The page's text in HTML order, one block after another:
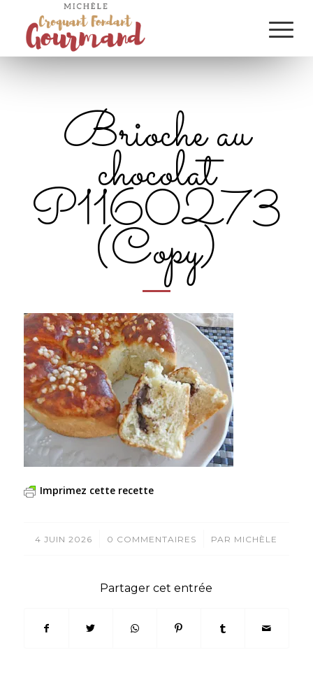
Brioche au
chocolat
P1160273
(Copy)
Imprimez cette recette
4 JUIN 2026
/ 0 COMMENTAIRES
/ PAR MICHÈLE
Partager cet entrée